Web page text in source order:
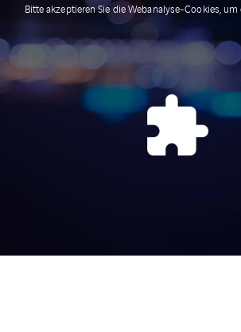
Bitte akzeptieren Sie die Webanalyse-Cookies,